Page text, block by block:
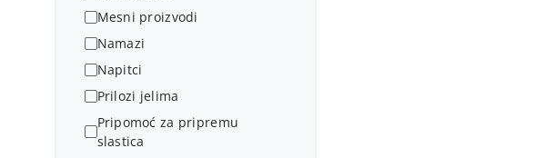
Mesni proizvodi
Namazi
Napitci
Prilozi jelima
Pripomoć za pripremu
slastica